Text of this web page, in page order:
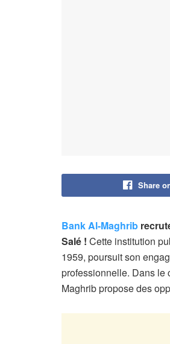
Share
Bank Al-Maghrib
Salé ! Cette institution
1959, poursuit son
professionnelle. Dans le
Maghrib propose des